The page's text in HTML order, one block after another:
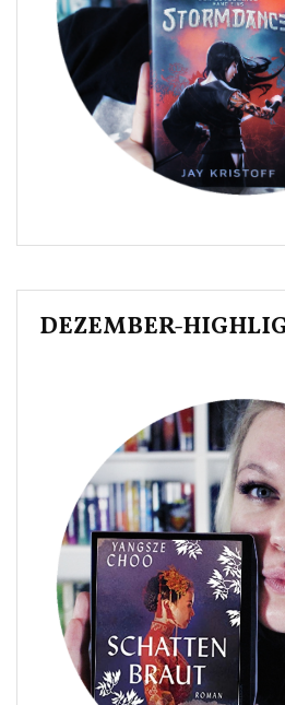
DEZEMBER-